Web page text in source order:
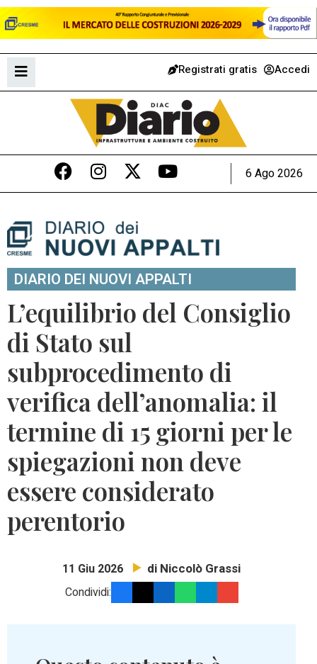
Registrati gratis Accedi
6 Ago 2026
DIARIO DEI NUOVI APPALTI
L’equilibrio del Consiglio
di Stato sul
subprocedimento di
verifica dell’anomalia: il
termine di 15 giorni per le
spiegazioni non deve
essere considerato
perentorio
11 Giu 2026 di Niccolò Grassi
Condividi: